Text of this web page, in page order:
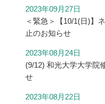
2023年09月27日
＜緊急＞【10/1(日)】
止のお知らせ
2023年08月24日
(9/12) 和光大学大学院
せ
2023年08月22日